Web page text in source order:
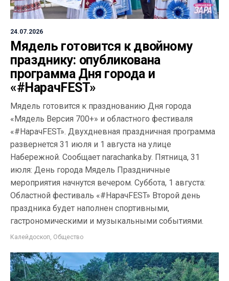
24.07.2026
Мядель готовится к двойному
празднику: опубликована
программа Дня города и
«#НарачFEST»
Мядель готовится к празднованию Дня города
«Мядель Версия 700+» и областного фестиваля
«#HapaчFEST». Двухдневная праздничная программа
развернется 31 июля и 1 августа на улице
Набережной. Сообщает narachanka.by. Пятница, 31
июля: День города Мядель Праздничные
мероприятия начнутся вечером. Суббота, 1 августа:
Областной фестиваль «#HapaчFEST» Второй день
праздника будет наполнен спортивными,
гастрономическими и музыкальными событиями.
Калейдоскоп, Общество